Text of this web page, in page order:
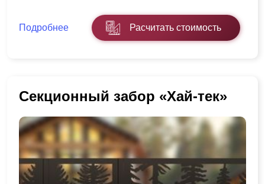
Подробнее Расчитать стоимость
Секционный забор «Хай-тек»